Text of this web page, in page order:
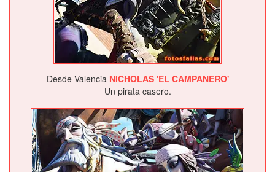
Desde Valencia NICHOLAS 'EL CAMPANERO'
Un pirata casero.